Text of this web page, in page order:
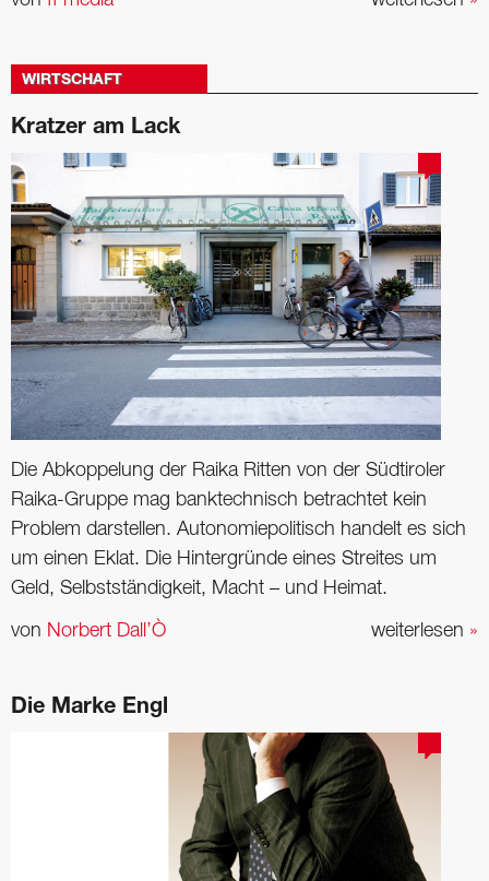
WIRTSCHAFT
Kratzer am Lack
Die Abkoppelung der Raika Ritten von der Südtiroler
Raika-Gruppe mag banktechnisch betrachtet kein
Problem darstellen. Autonomiepolitisch handelt es sich
um einen Eklat. Die Hintergründe eines Streites um
Geld, Selbstständigkeit, Macht – und Heimat.
weiterlesen »
von Norbert Dall’Ò
Die Marke Engl